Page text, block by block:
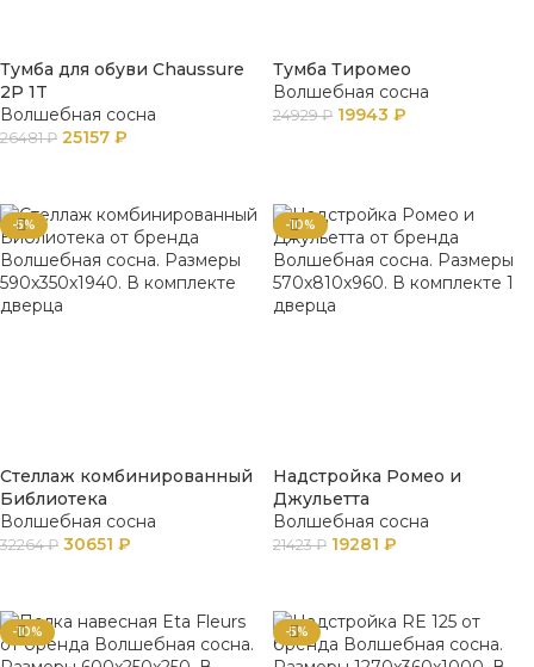
Тумба для обуви Chaussure
2P 1T
Волшебная сосна
26481₽ 25157 ₽
Тумба Тиромео
Волшебная сосна
24929₽ 19943 ₽
-5%
Стеллаж комбинированный
Библиотека
Волшебная сосна
32264₽ 30651 ₽
-10%
Надстройка Ромео и
Джульетта
Волшебная сосна
21423₽ 19281 ₽
-10% -5%